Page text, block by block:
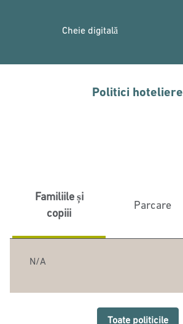
Cheie digitală
Politici hoteliere
Familiile și
copiii
Parcare
N/A
Toate politicile